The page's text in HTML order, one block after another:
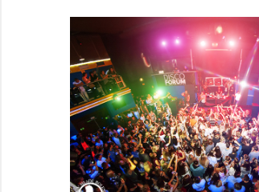
portál
města
Mladá
Boleslav.
Aktuální
informace
ze
společnosti